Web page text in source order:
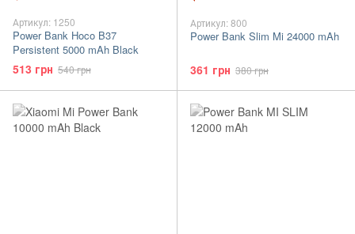
Артикул: 1250
Power Bank Hoco B37
Persistent 5000 mAh Black
513 грн 540 грн
Артикул: 800
Power Bank Slim Mi 24000 mAh
361 грн 380 грн